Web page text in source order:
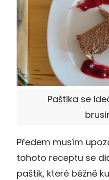
Paštika se
Předem musím
tohoto receptu se
paštik, které běžně